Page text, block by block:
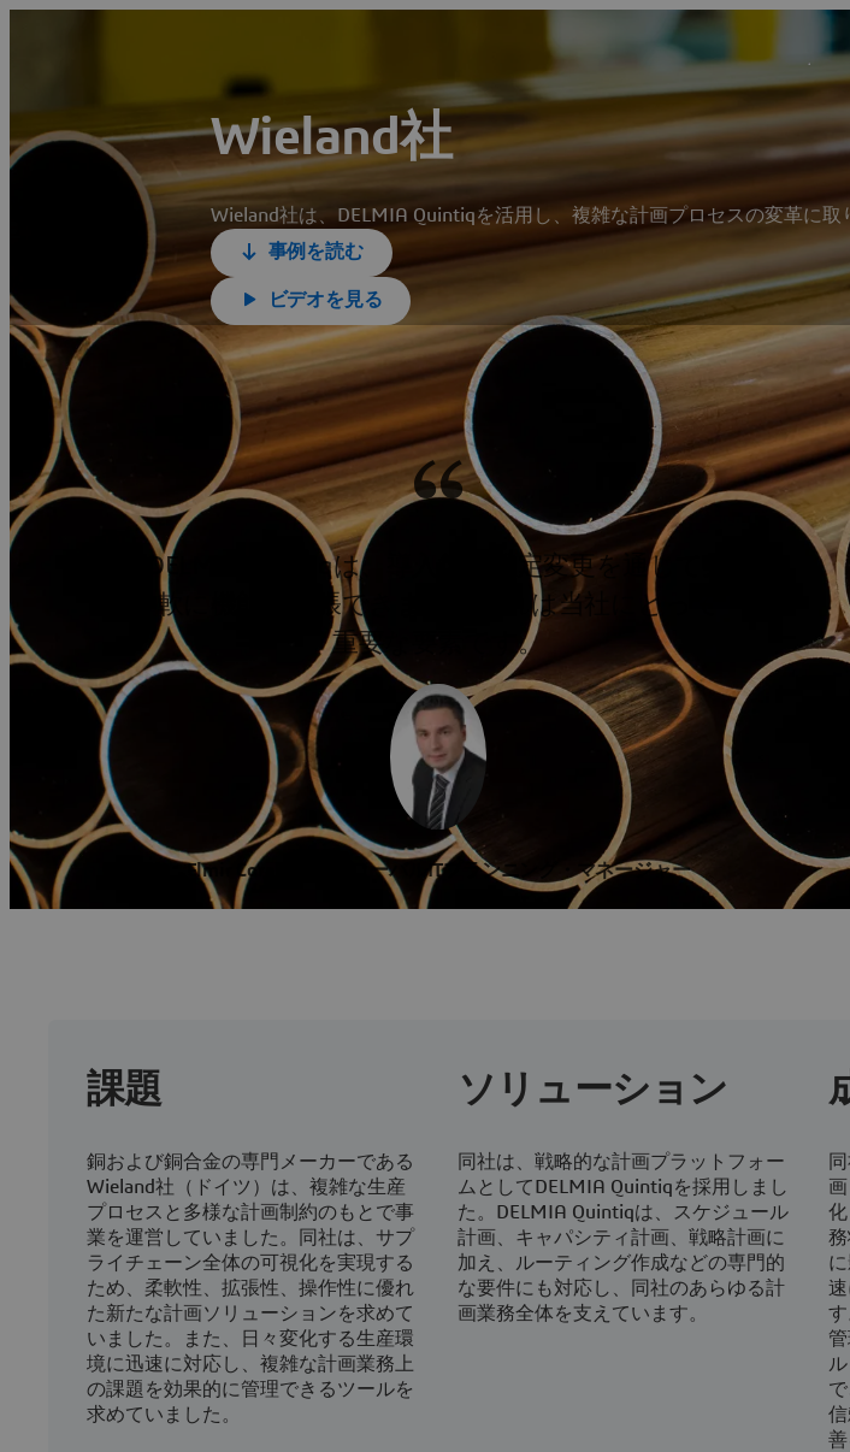
Wieland社
Wieland社は、DELMIA Quintiqを活用し、複雑な計画プロセスの変革に取
事例を読む
ビデオを見る
DELMIA Quintiqは、導入後も設定変更を通じて柔
軟に機能を拡張できます。これは当社にとって
重要な要素です。
Elmir Coralic氏、グローバルITプランニング・マネージャー
課題
銅および銅合金の専門メーカーである
Wieland社（ドイツ）は、複雑な生産
プロセスと多様な計画制約のもとで事
業を運営していました。同社は、サプ
ライチェーン全体の可視化を実現する
ため、柔軟性、拡張性、操作性に優れ
た新たな計画ソリューションを求めて
いました。また、日々変化する生産環
境に迅速に対応し、複雑な計画業務上
の課題を効果的に管理できるツールを
求めていました。
ソリューション
同社は、戦略的な計画プラットフォー
ムとしてDELMIA Quintiqを採用しまし
た。DELMIA Quintiqは、スケジュール
計画、キャパシティ計画、戦略計画に
加え、ルーティング作成などの専門的
な要件にも対応し、同社のあらゆる計
画業務全体を支えています。
善